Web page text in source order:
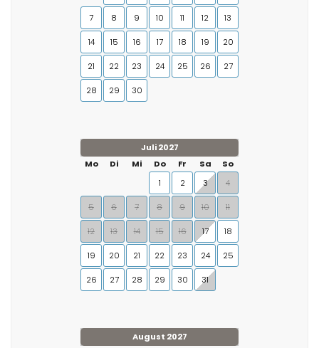
7 8 9 10 11 12 13
14 15 16 17 18 19 20
21 22 23 24 25 26 27
28 29 30
Juli 2027
Mo
Di Mi Do Fr Sa
So
1
2 3 4
5 6 7 8 9 10 11
12 13 14 15 16 17 18
19 20 21 22 23 24 25
26 27 28 29 30 31
August 2027